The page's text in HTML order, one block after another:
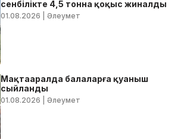
сенбілікте 4,5 тонна қоқыс жиналды
01.08.2026 | Әлеумет
Мақтааралда балаларға қуаныш
сыйланды
01.08.2026 | Әлеумет